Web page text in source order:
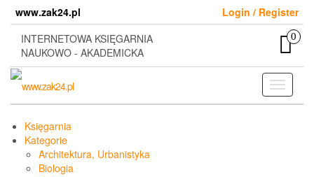
content
www.zak24.pl
Login / Register
INTERNETOWA KSIĘGARNIA
NAUKOWO - AKADEMICKA
0
Toggle
Księgarnia
Kategorie
Architektura, Urbanistyka
Biologia